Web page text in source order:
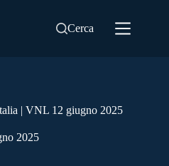
Cerca
| VNL 12 giugno 2025
2025